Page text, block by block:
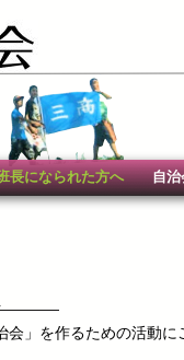
長になられた方へ 自治
へ
」を作るための活動に